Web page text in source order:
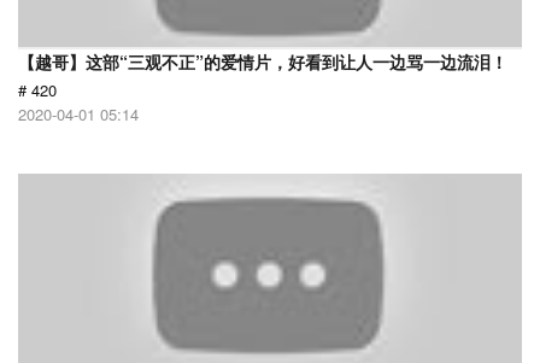
【越哥】这部“三观不正”的爱情片，好看到让人一边骂一边流泪！
# 420
2020-04-01 05:14